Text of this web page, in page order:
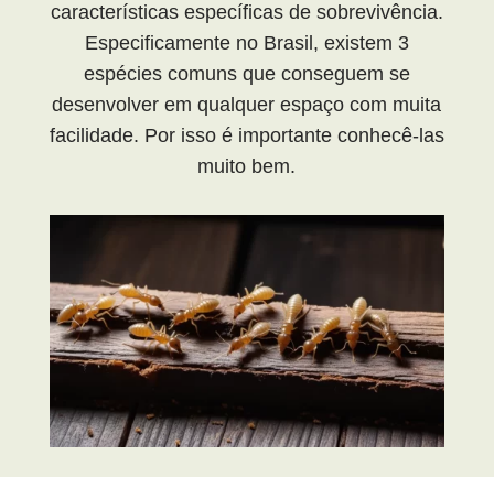
características específicas de sobrevivência.
Especificamente no Brasil, existem 3
espécies comuns que conseguem se
desenvolver em qualquer espaço com muita
facilidade. Por isso é importante conhecê-las
muito bem.